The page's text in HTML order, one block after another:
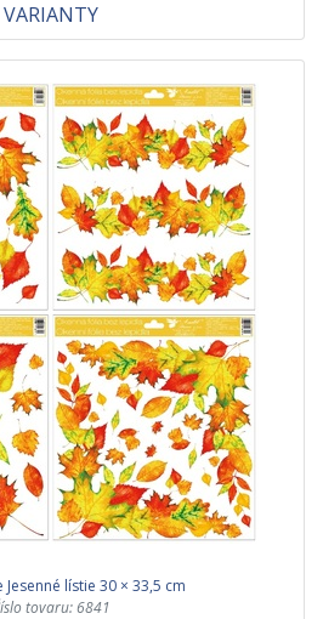
VARIANTY
lístie 30 × 33,5 cm
tovaru: 6841